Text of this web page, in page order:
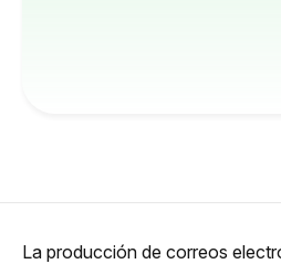
La producción de correos